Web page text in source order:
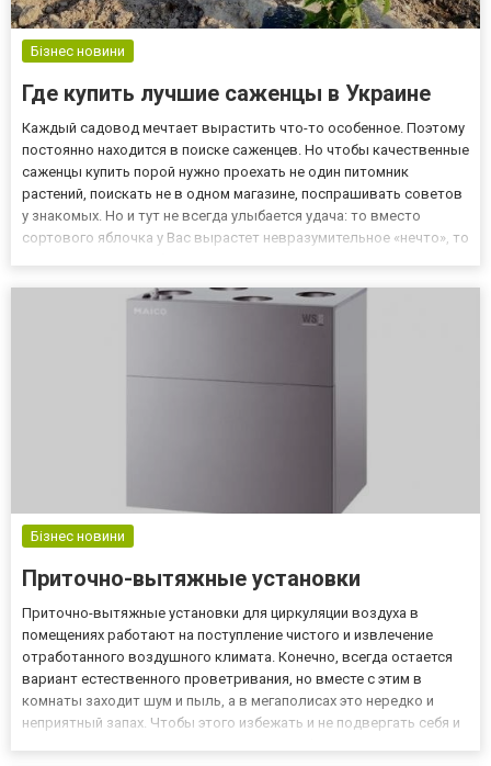
Бізнес новини
Где купить лучшие саженцы в Украине
Каждый садовод мечтает вырастить что-то особенное. Поэтому
постоянно находится в поиске саженцев. Но чтобы качественные
саженцы купить порой нужно проехать не один питомник
растений, поискать не в одном магазине, поспрашивать советов
у знакомых. Но и тут не всегда улыбается удача: то вместо
сортового яблочка у Вас вырастет невразумительное «нечто», то
Бізнес новини
Приточно-вытяжные установки
Приточно-вытяжные установки для циркуляции воздуха в
помещениях работают на поступление чистого и извлечение
отработанного воздушного климата. Конечно, всегда остается
вариант естественного проветривания, но вместе с этим в
комнаты заходит шум и пыль, а в мегаполисах это нередко и
неприятный запах. Чтобы этого избежать и не подвергать себя и